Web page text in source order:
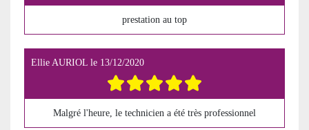
prestation au top
Ellie AURIOL le 13/12/2020
Malgré l'heure, le technicien a été très professionnel